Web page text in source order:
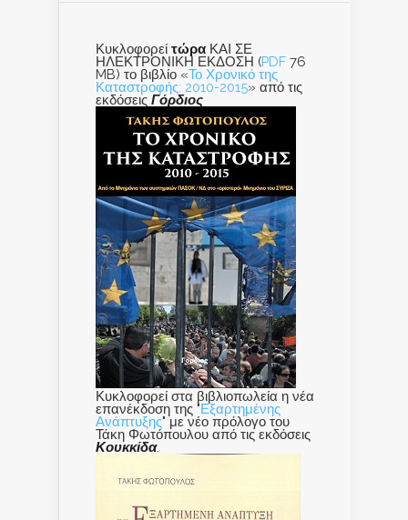
Κυκλοφορεί τώρα ΚΑΙ ΣΕ
ΗΛΕΚΤΡΟΝΙΚΗ ΕΚΔΟΣΗ (PDF 76
MB) το βιβλίο «Το Χρονικό της
Καταστροφής: 2010-2015» από τις
εκδόσεις Γόρδιος
Κυκλοφορεί στα βιβλιοπωλεία η νέα
επανέκδοση της "Εξαρτημένης
Ανάπτυξης" με νέο πρόλογο του
Τάκη Φωτόπουλου από τις εκδόσεις
Κουκκίδα.